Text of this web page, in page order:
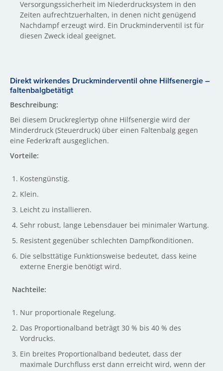
Versorgungssicherheit im Niederdrucksystem in den
Zeiten aufrechtzuerhalten, in denen nicht genügend
Nachdampf erzeugt wird. Ein Druckminderventil ist für
diesen Zweck ideal geeignet.
Direkt wirkendes Druckminderventil ohne Hilfsenergie –
faltenbalgbetätigt
Beschreibung:
Bei diesem Druckreglertyp ohne Hilfsenergie wird der
Minderdruck (Steuerdruck) über einen Faltenbalg gegen
eine Federkraft ausgeglichen.
Vorteile:
Kostengünstig.
Klein.
Leicht zu installieren.
Sehr robust, lange Lebensdauer bei minimaler Wartung.
Resistent gegenüber schlechten Dampfkonditionen.
Die selbsttätige Funktionsweise bedeutet, dass keine
externe Energie benötigt wird.
Nachteile:
Nur proportionale Regelung.
Das Proportionalband beträgt 30 % bis 40 % des
Vordrucks.
Ein breites Proportionalband bedeutet, dass der
maximale Durchfluss erst dann erreicht wird, wenn der